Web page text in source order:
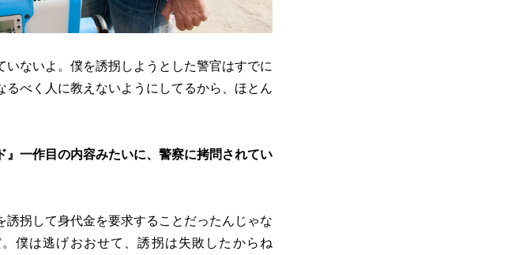
ないよ。僕を誘拐しようとした警官はすでに
べく人に教えないようにしてるから、ほとん
一作目の内容みたいに、警察に拷問されてい
拐して身代金を要求することだったんじゃな
僕は逃げおおせて、誘拐は失敗したからね